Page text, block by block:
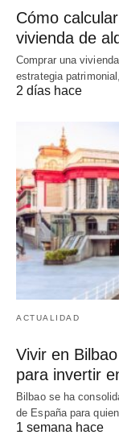
Cómo
vivienda de
Comprar una
estrategia
2 días hace
ACTUALIDAD
Vivir en
para invertir
Bilbao se ha
de España para
1 semana hace